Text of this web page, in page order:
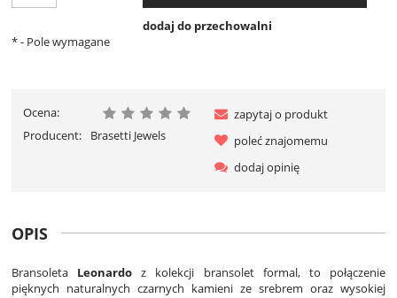
dodaj do przechowalni
*- Pole wymagane
Ocena:
Producent:
Brasetti Jewels
zapytaj o produkt
poleć znajomemu
dodaj opinię
OPIS
Bransoleta Leonardo z kolekcji bransolet formal, to połączenie
pięknych naturalnych czarnych kamieni ze srebrem oraz wysokiej